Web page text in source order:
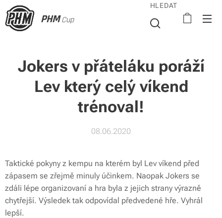
PHMCup
HLEDAT
Jokers v přáteláku poráží
Lev který celý víkend
trénoval!
08.06.2020
Taktické pokyny z kempu na kterém byl Lev víkend před
zápasem se zřejmě minuly účinkem. Naopak Jokers se
zdáli lépe organizovaní a hra byla z jejich strany výrazně
chytřejší. Výsledek tak odpovídal předvedené hře. Vyhrál
lepší.